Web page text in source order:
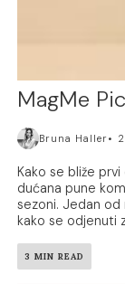
MagMe
Bruna Haller
Kako se bliže
dućana pune
sezoni. Jedan od
kako se odjenuti
3 MIN READ